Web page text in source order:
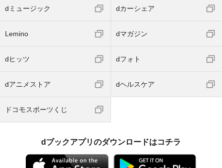
dミュージック dカーシェア
Lemino dマガジン
dヒッツ dフォト
dアニメストア dヘルスケア
ドコモスポーツくじ
dブックアプリのダウンロードはコチラ